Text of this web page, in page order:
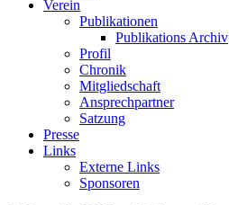
Verein
Publikationen
Publikations Archiv
Profil
Chronik
Mitgliedschaft
Ansprechpartner
Satzung
Presse
Links
Externe Links
Sponsoren